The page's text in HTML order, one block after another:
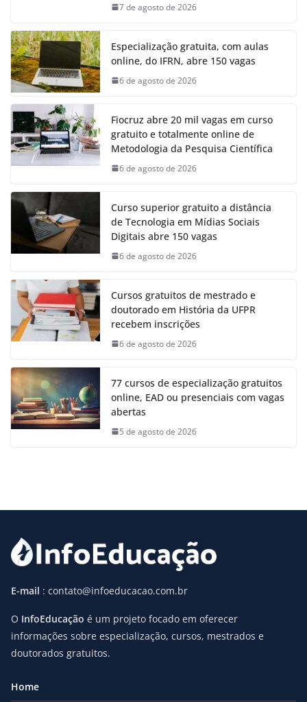
7 de agosto de 2026
Especialização gratuita, com aulas
online, do IFRN, abre 150 vagas
6 de agosto de 2026
Fiocruz abre 20 mil vagas em curso
gratuito e totalmente online de
Metodologia da Pesquisa Científica
6 de agosto de 2026
Curso superior gratuito a distância
de Tecnologia em Mídias Sociais
Digitais abre 150 vagas
6 de agosto de 2026
Cursos gratuitos de mestrado e
doutorado em História da UFPR
recebem inscrições
6 de agosto de 2026
77 cursos de especialização gratuitos
online, EAD ou presenciais com vagas
abertas
5 de agosto de 2026
E-mail : contato@infoeducacao.com.br
O InfoEducação é um projeto focado em oferecer
informações sobre especialização, cursos, mestrados e
doutorados gratuitos.
Home